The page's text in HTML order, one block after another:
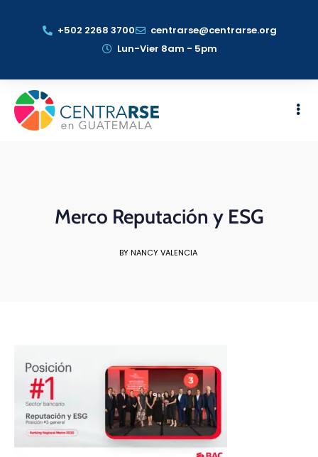
+502 2268 3700
centrarse@centrarse.org
Lun-Vier 8am - 5pm
Merco Reputación y ESG
BY NANCY VALENCIA